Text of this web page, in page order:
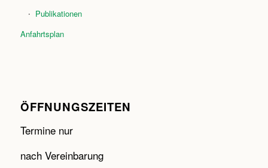
Publikationen
Anfahrtsplan
ÖFFNUNGSZEITEN
Termine nur
nach Vereinbarung